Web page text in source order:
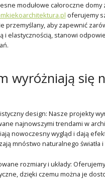
modułowe całoroczne
oferujemy
przemyślany, aby zapewnić
i elastycznością, stanowi
wyróżniają się
design: Nasze projekty
najnowszymi trendami w
nowoczesny wygląd i dają
mnóstwo naturalnego
rozmiary i układy:
dzięki czemu można je